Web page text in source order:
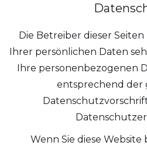
Die Betreiber dieser
Ihrer persönlichen Daten
Ihre personenbezogenen
entsprechend der
Wenn Sie diese